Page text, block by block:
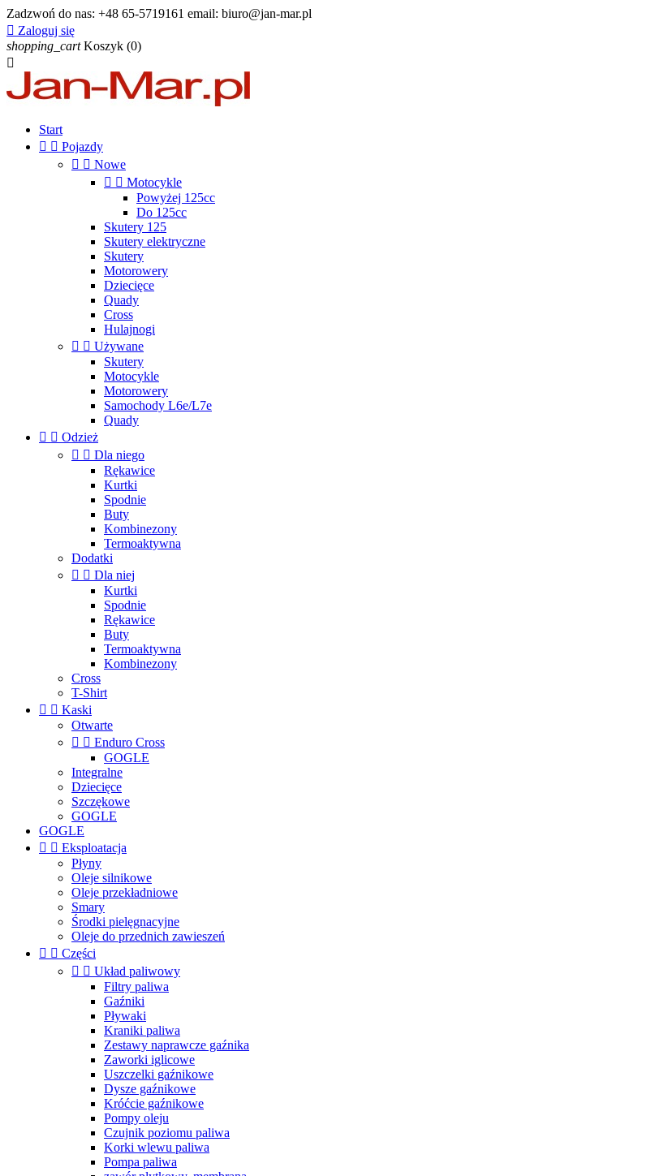
Zadzwoń do nas: +48 65-5719161 email: biuro@jan-mar.pl
 Zaloguj się
shopping_cart Koszyk (0)

Start
  Pojazdy
  Nowe
  Motocykle
Powyżej 125cc
Do 125cc
Skutery 125
Skutery elektryczne
Skutery
Motorowery
Dziecięce
Quady
Cross
Hulajnogi
  Używane
Skutery
Motocykle
Motorowery
Samochody L6e/L7e
Quady
  Odzież
  Dla niego
Rękawice
Kurtki
Spodnie
Buty
Kombinezony
Termoaktywna
Dodatki
  Dla niej
Kurtki
Spodnie
Rękawice
Buty
Termoaktywna
Kombinezony
Cross
T-Shirt
  Kaski
Otwarte
  Enduro Cross
GOGLE
Integralne
Dziecięce
Szczękowe
GOGLE
GOGLE
  Eksploatacja
Płyny
Oleje silnikowe
Oleje przekładniowe
Smary
Środki pielęgnacyjne
Oleje do przednich zawieszeń
  Części
  Układ paliwowy
Filtry paliwa
Gaźniki
Pływaki
Kraniki paliwa
Zestawy naprawcze gaźnika
Zaworki iglicowe
Uszczelki gaźnikowe
Dysze gaźnikowe
Króćcie gaźnikowe
Pompy oleju
Czujnik poziomu paliwa
Korki wlewu paliwa
Pompa paliwa